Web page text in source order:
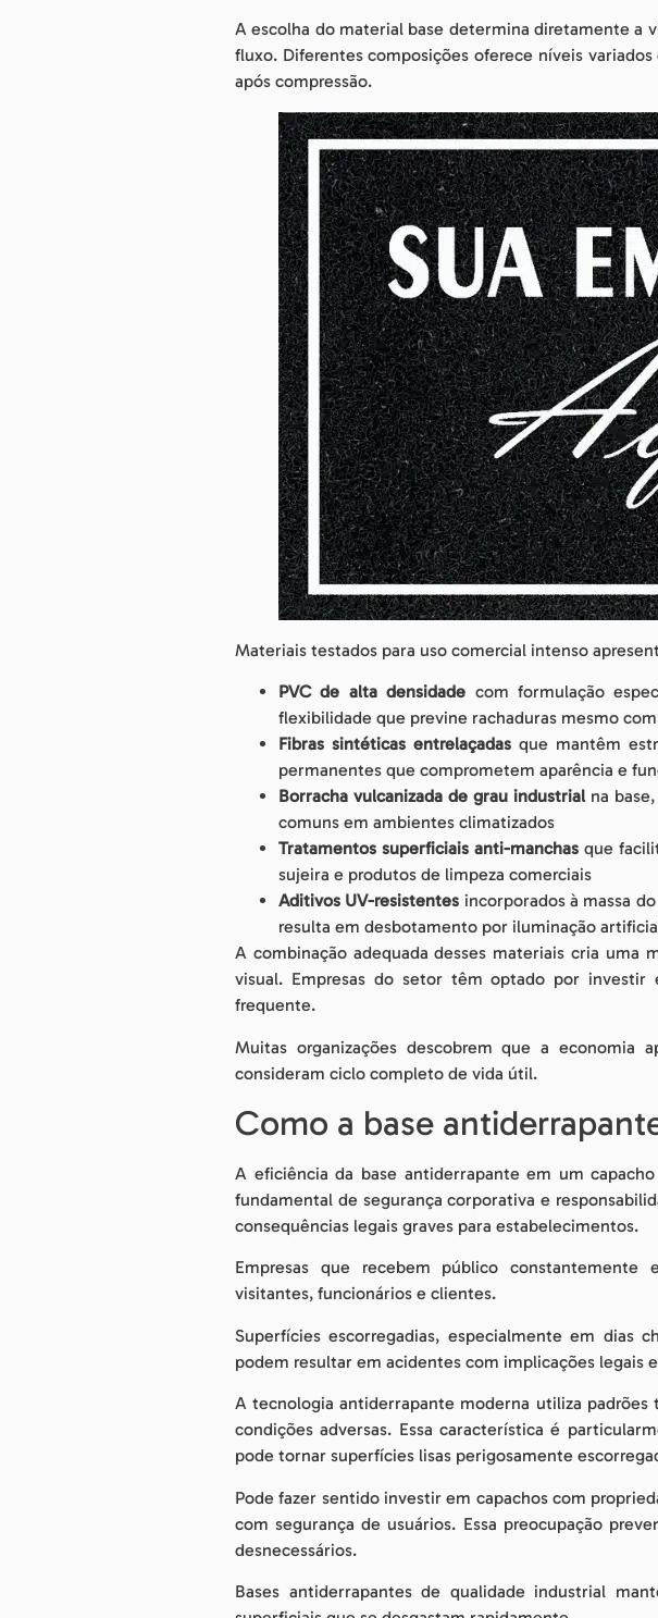
A escolha do material base determina diretamente a
fluxo. Diferentes composições oferece níveis
após compressão.
Materiais testados para uso comercial intenso
PVC de alta densidade com formulação
flexibilidade que previne rachaduras mesmo
Fibras sintéticas entrelaçadas que mantêm
permanentes que comprometem aparência e
Borracha vulcanizada de grau industrial na
comuns em ambientes climatizados
Tratamentos superficiais anti-manchas que
sujeira e produtos de limpeza comerciais
Aditivos UV-resistentes incorporados à massa
resulta em desbotamento por iluminação
A combinação adequada desses materiais cria
visual. Empresas do setor têm optado por
frequente.
Muitas organizações descobrem que a economia
consideram ciclo completo de vida útil.
Como a base
A eficiência da base antiderrapante em um
fundamental de segurança corporativa e
consequências legais graves para estabelecimentos.
Empresas que recebem público constantemente
visitantes, funcionários e clientes.
Superfícies escorregadias, especialmente em dias
podem resultar em acidentes com implicações legais
A tecnologia antiderrapante moderna utiliza
condições adversas. Essa característica é
pode tornar superfícies lisas perigosamente
Pode fazer sentido investir em capachos com
com segurança de usuários. Essa preocupação
desnecessários.
Bases antiderrapantes de qualidade industrial